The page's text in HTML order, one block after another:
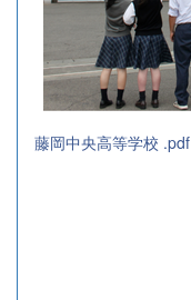
藤岡中央高等学校 .pdf